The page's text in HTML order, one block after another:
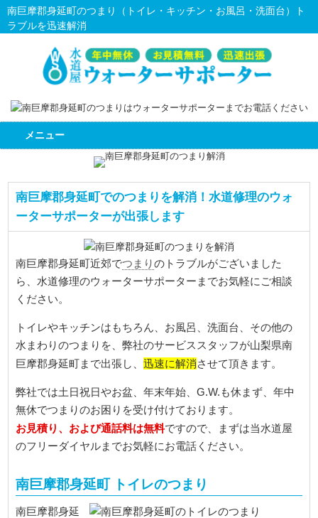
南巨摩郡身延町のつまり（トイレ・キッチン・お風呂・洗面台）ト
ラブルを迅速解消
メニュー
南巨摩郡身延町でのつまりを解消！水道修理のウォ
ーターサポーターが出張します
南巨摩郡身延町近郊でつまりのトラブルがございました
ら、水道修理のウォーターサポーターまでお気軽にご相談
ください。
トイレやキッチンはもちろん、お風呂、洗面台、その他の
水まわりのつまりを、弊社のサービススタッフが山梨県南
巨摩郡身延町まで出張し、迅速に解消させて頂きます。
弊社では土日祝日やお盆、年末年始、G.W.も休まず、年中
無休でつまりのお困りを受け付けております。
お見積り、および通話料は無料ですので、まずは当水道屋
のフリーダイヤルまでお気軽にお電話ください。
南巨摩郡身延町 トイレのつまり
南巨摩郡身延